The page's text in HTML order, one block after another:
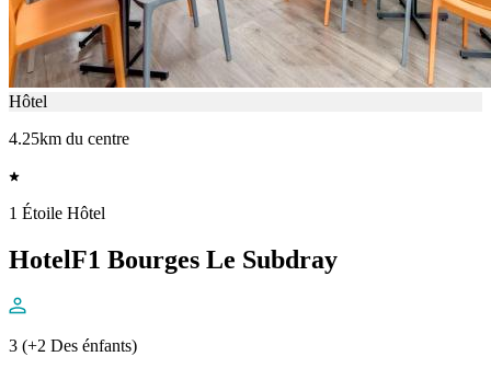
Hôtel
4.25km du centre
1 Étoile Hôtel
HotelF1 Bourges Le Subdray
3 (+2 Des énfants)